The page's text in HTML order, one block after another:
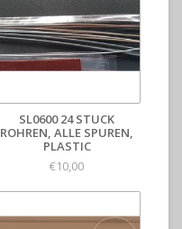
SL0600 24 STUCK
ROHREN, ALLE SPUREN,
PLASTIC
€10,00